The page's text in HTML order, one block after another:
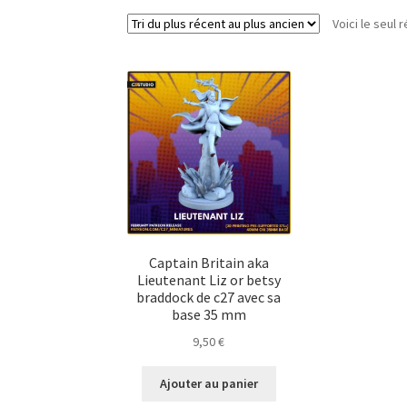
Voici le seul
Captain Britain aka
Lieutenant Liz or betsy
braddock de c27 avec sa
base 35 mm
9,50€
Ajouter au panier